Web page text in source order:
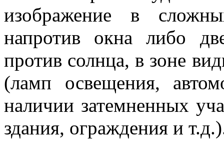
изображение в
напротив окна либо
против солнца, в зоне
(ламп освещения,
наличии затемненных
здания, ограждения и